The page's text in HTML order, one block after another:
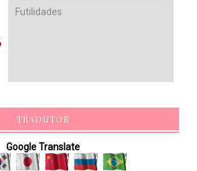
Futilidades
TRADUTOR
Google Translate